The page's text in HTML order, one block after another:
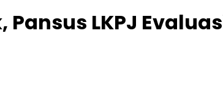
LKPJ